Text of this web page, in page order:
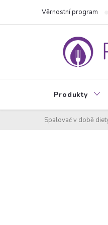
Věrnostní program
Produkty
Spalovač v době